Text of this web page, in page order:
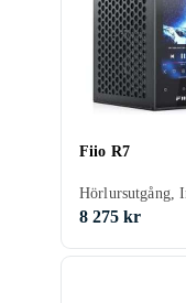
Fiio R7
8 275 kr